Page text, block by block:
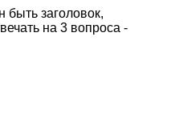
быть заголовок,
на 3 вопроса -